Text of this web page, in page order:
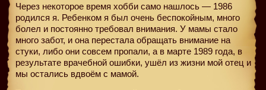
Через некоторое время хобби само нашлось — 1986
родился я. Ребенком я был очень беспокойным, много
болел и постоянно требовал внимания. У мамы стало
много забот, и она перестала обращать внимание на
стуки, либо они совсем пропали, а в марте 1989 года, в
результате врачебной ошибки, ушёл из жизни мой отец и
мы остались вдвоём с мамой.